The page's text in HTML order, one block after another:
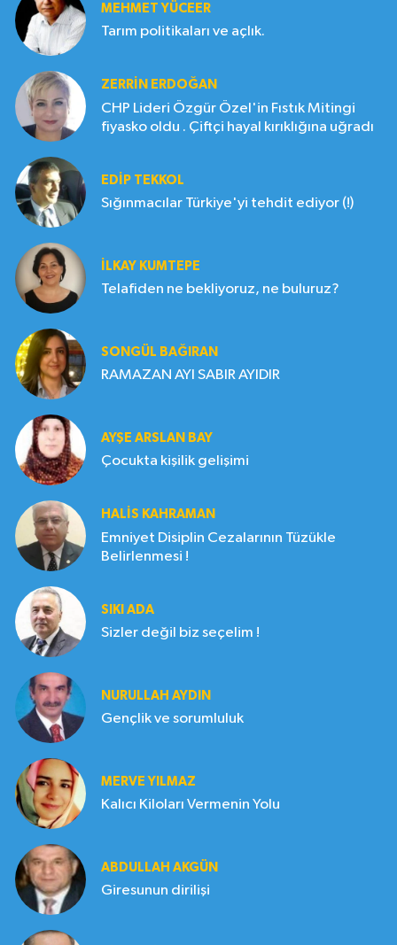
MEHMET YÜCEER
Tarım politikaları ve açlık.
ZERRIN ERDOĞAN
CHP Lideri Özgür Özel'in Fıstık Mitingi
fiyasko oldu . Çiftçi hayal kırıklığına uğradı
EDIP TEKKOL
Sığınmacılar Türkiye'yi tehdit ediyor (!)
İLKAY KUMTEPE
Telafiden ne bekliyoruz, ne buluruz?
SONGÜL BAĞIRAN
RAMAZAN AYI SABIR AYIDIR
AYŞE ARSLAN BAY
Çocukta kişilik gelişimi
HALIS KAHRAMAN
Emniyet Disiplin Cezalarının Tüzükle
Belirlenmesi !
SIKI ADA
Sizler değil biz seçelim !
NURULLAH AYDIN
Gençlik ve sorumluluk
MERVE YILMAZ
Kalıcı Kiloları Vermenin Yolu
ABDULLAH AKGÜN
Giresunun dirilişi